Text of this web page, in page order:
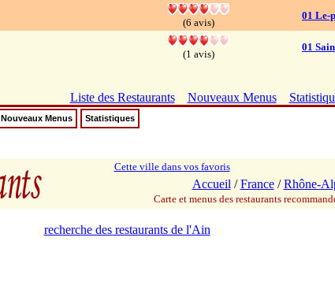
(6 avis)
01 Le-
(1 avis)
01
Liste des Restaurants Nouveaux Menus
Nouveaux Menus Statistiques
Cette ville dans vos favoris
Accueil /France/Rhône-
Carte et menus des restaurants
recherche des restaurants de l'Ain